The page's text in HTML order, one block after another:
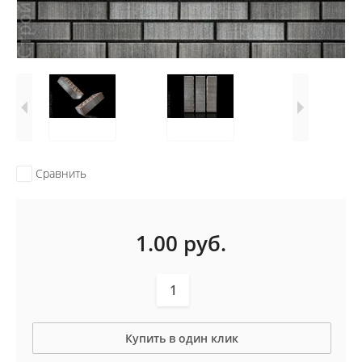
Сравнить
1.00 руб.
Купить в один клик